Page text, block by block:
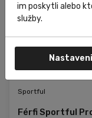
Raktáron
Sportful
Férfi Sportful
im poskytli alebo
služby.